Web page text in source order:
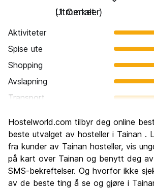
Utmerket
(1 Omtaler)
Aktiviteter
Spise ute
Shopping
Avslapning
Transport
Kultur
Feste
Verdi for pengene
Hostelworld.com tilbyr deg online
beste utvalget av hosteller i Tainan .
fra kunder av Tainan hosteller, vis
på kart over Tainan og benytt deg
SMS-bekreftelser. Og hvorfor ikke
av de beste ting å se og gjøre i